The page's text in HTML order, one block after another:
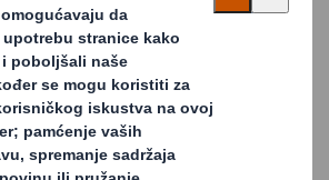
otpada, važno je da pulpa i
Pulpa je nusproizvod proizvodnje
daje visokokvalitetne rezultate
na okoliš.